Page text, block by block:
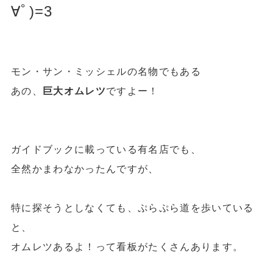
∀ﾟ)=3
モン・サン・ミッシェルの名物でもある
あの、
巨大オムレツですよー！
ガイドブックに載っている有名店でも、
全然かまわなかったんですが、
特に探そうとしなくても、ぷらぷら道を歩いている
と、
オムレツあるよ！って看板がたくさんあります。